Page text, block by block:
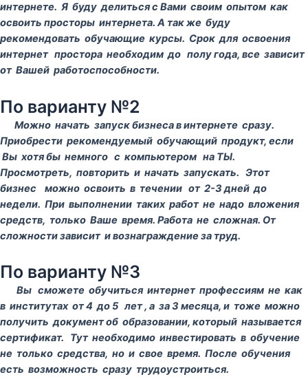
интернете. Я буду делиться с Вами своим опытом как
освоить просторы интернета. А так же буду
рекомендовать обучающие курсы. Срок для освоения
интернет простора необходим до полу года, все зависит
от Вашей работоспособности.
По варианту №2
Можно начать запуск бизнеса в интернете сразу.
Приобрести рекомендуемый обучающий продукт, если
Вы хотя бы немного с компьютером на ТЫ.
Просмотреть, повторить и начать запускать. Этот
бизнес можно освоить в течении от 2-3 дней до
недели. При выполнении таких работ не надо вложения
средств, только Ваше время. Работа не сложная. От
сложности зависит и вознаграждение за труд.
По варианту №3
Вы сможете обучиться интернет профессиям не как
в институтах от 4 до 5 лет , а за 3 месяца, и тоже можно
получить документ об образовании, который называется
сертификат. Тут необходимо инвестировать в обучение
не только средства, но и свое время. После обучения
есть возможность сразу трудоустроиться.